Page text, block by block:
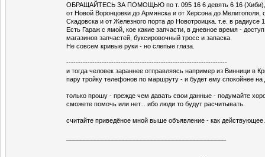
ОБРАЩАЙТЕСЬ ЗА ПОМОЩЬЮ по т. 095 16 6 девять 6 16 (Хиби),
от Новой Воронцовки до Армянска и от Херсона до Мелитополя,
Скадовска и от Железного порта до Новотроицка. т.е. в радиусе
Есть Гараж с ямой, кое какие запчасти, в дневное время -
магазинов запчастей, буксировочный тросс и запаска.
Не совсем кривые руки - но слепые глаза.
--------------------------------------------------------------------
и тогда человек зараннее отправляясь например из Винници в
пару тройку телефонов по маршруту - и будет ему спокойнее
только прошу - прежде чем давать свои данные - подумайте
сможете помочь или нет... ибо люди то будут расчитывать.
считайте приведёное мной выше объявление - как действующее.